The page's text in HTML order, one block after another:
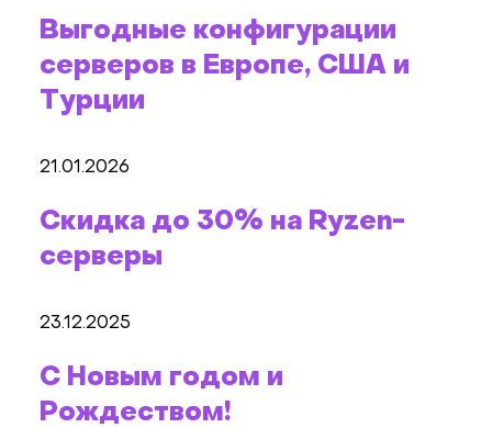
Выгодные конфигурации
серверов в Европе, США и
Турции
21.01.2026
Скидка до 30% на Ryzen-
серверы
23.12.2025
С Новым годом и
Рождеством!